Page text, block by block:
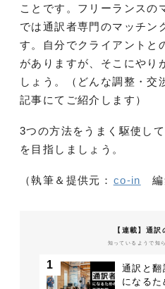
ことです。フリーランスの
では通訳者専門のマッチン
す。自分でクライアントと
がありますが、そこにやり
しょう。（どんな調整・交
記事にてご紹介します）
3つの方法をうまく駆使し
を目指しましょう。
（執筆＆提供元： co-in 編
【連載】通訳
知っているようで知
1
通訳と翻
になる